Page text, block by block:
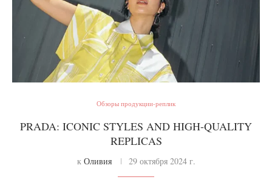
Обзоры продукции-реплик
PRADA: ICONIC STYLES AND HIGH-QUALITY
REPLICAS
к Оливия 29 октября 2024 г.